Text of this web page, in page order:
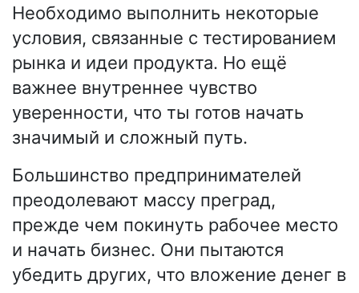
Необходимо выполнить некоторые
условия, связанные с тестированием
рынка и идеи продукта. Но ещё
важнее внутреннее чувство
уверенности, что ты готов начать
значимый и сложный путь.
Большинство предпринимателей
преодолевают массу преград,
прежде чем покинуть рабочее место
и начать бизнес. Они пытаются
убедить других, что вложение денег в